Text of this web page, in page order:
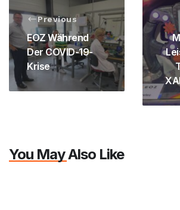
Previous
EOZ Während
Der COVID-19-
Krise
You May Also Like